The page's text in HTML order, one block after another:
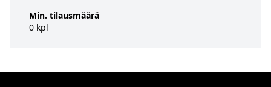
Min. tilausmäärä
0 kpl